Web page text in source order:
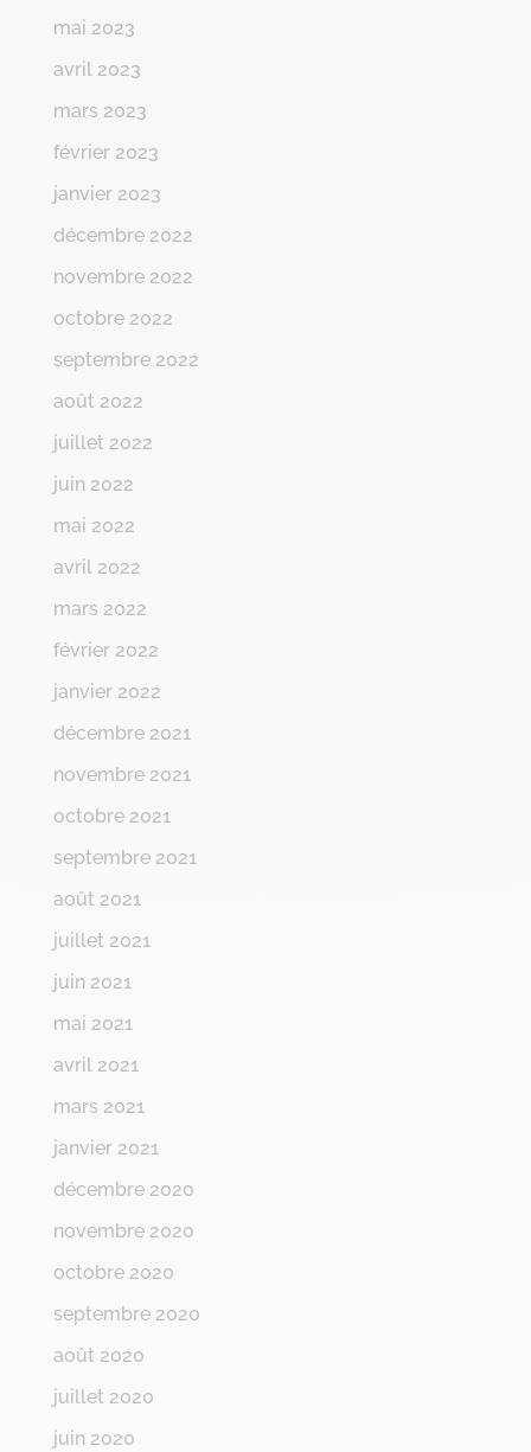
mai 2023
avril 2023
mars 2023
février 2023
janvier 2023
décembre 2022
novembre 2022
octobre 2022
septembre 2022
août 2022
juillet 2022
juin 2022
mai 2022
avril 2022
mars 2022
février 2022
janvier 2022
décembre 2021
novembre 2021
octobre 2021
septembre 2021
août 2021
juillet 2021
juin 2021
mai 2021
avril 2021
mars 2021
janvier 2021
décembre 2020
novembre 2020
octobre 2020
septembre 2020
août 2020
juillet 2020
juin 2020